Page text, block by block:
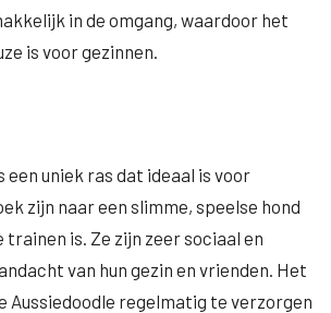
in de omgang, waardoor het
is voor gezinnen.
een uniek ras dat ideaal is voor
zijn naar een slimme, speelse hond
is. Ze zijn zeer sociaal en
van hun gezin en vrienden. Het
Aussiedoodle regelmatig te verzorgen